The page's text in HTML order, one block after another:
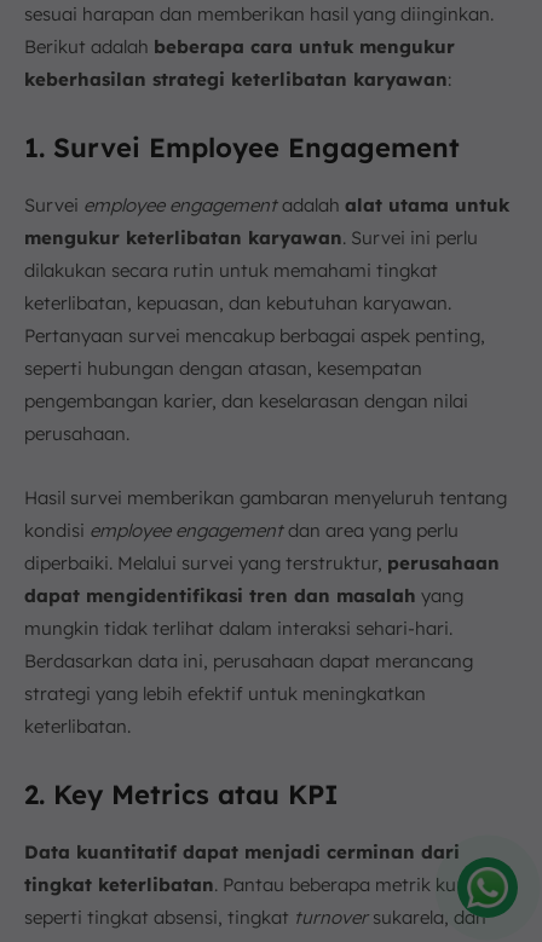
sesuai harapan dan memberikan hasil yang diinginkan.
Berikut adalah beberapa cara untuk mengukur
keberhasilan strategi keterlibatan karyawan:
1. Survei Employee Engagement
Survei employee engagementadalah alat utama untuk
mengukur keterlibatan karyawan. Survei ini perlu
dilakukan secara rutin untuk memahami tingkat
keterlibatan, kepuasan, dan kebutuhan karyawan.
Pertanyaan survei mencakup berbagai aspek penting,
seperti hubungan dengan atasan, kesempatan
pengembangan karier, dan keselarasan dengan nilai
perusahaan.
Hasil survei memberikan gambaran menyeluruh tentang
kondisi employee engagementdan area yang perlu
diperbaiki. Melalui survei yang terstruktur, perusahaan
dapat mengidentifikasi tren dan masalah yang
mungkin tidak terlihat dalam interaksi sehari-hari.
Berdasarkan data ini, perusahaan dapat merancang
strategi yang lebih efektif untuk meningkatkan
keterlibatan.
2. Key Metrics atau KPI
Data kuantitatif dapat menjadi cerminan dari
tingkat keterlibatan. Pantau beberapa metrik kunci
seperti tingkat absensi, tingkat turnoversukarela, dan
Amelia